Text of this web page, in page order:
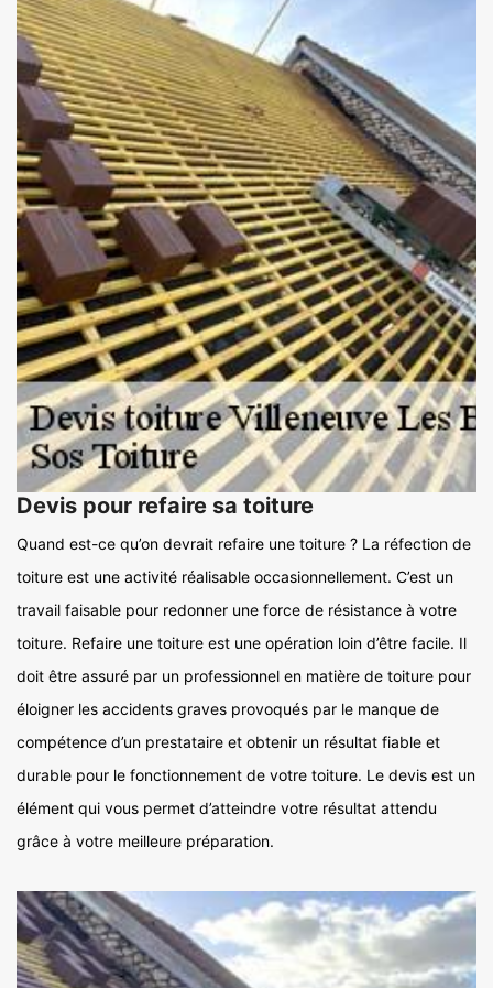
Devis pour refaire sa toiture
Quand est-ce qu’on devrait refaire une toiture ? La réfection de
toiture est une activité réalisable occasionnellement. C’est un
travail faisable pour redonner une force de résistance à votre
toiture. Refaire une toiture est une opération loin d’être facile. Il
doit être assuré par un professionnel en matière de toiture pour
éloigner les accidents graves provoqués par le manque de
compétence d’un prestataire et obtenir un résultat fiable et
durable pour le fonctionnement de votre toiture. Le devis est un
élément qui vous permet d’atteindre votre résultat attendu
grâce à votre meilleure préparation.